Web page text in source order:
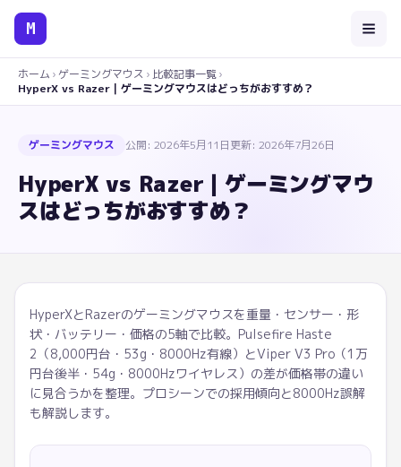
M
ホーム › ゲーミングマウス › 比較記事一覧›
HyperX vs Razer｜ゲーミングマウスはどっちがおすすめ？
ゲーミングマウス 公開: 2026年5月11日更新: 2026年7月26日
HyperX vs Razer｜ゲーミングマウ
スはどっちがおすすめ？
HyperXとRazerのゲーミングマウスを重量・センサー・形
状・バッテリー・価格の5軸で比較。Pulsefire Haste
2（8,000円台・53g・8000Hz有線）とViper V3 Pro（1万
円台後半・54g・8000Hzワイヤレス）の差が価格帯の違い
に見合うかを整理。プロシーンでの採用傾向と8000Hz誤解
も解説します。